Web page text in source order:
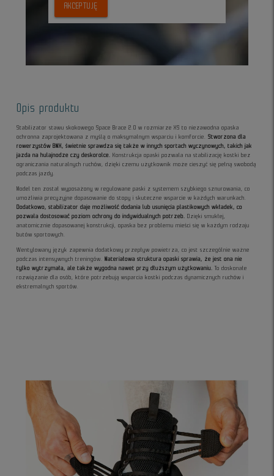
AKCEPTUJĘ
Opis produktu
Stabilizator stawu skokowego Space Brace 2.0 w rozmiarze XS to niezawodna opaska
ochronna zaprojektowana z myślą o maksymalnym wsparciu i komforcie.Stworzona dla
rowerzystów BMX, świetnie sprawdza się także w innych sportach wyczynowych, takich jak
jazda na hulajnodze czy deskorolce. Konstrukcja opaski pozwala na stabilizację kostki bez
ograniczania naturalnych ruchów, dzięki czemu użytkownik może cieszyć się pełną swobodą
podczas jazdy.
Model ten został wyposażony w regulowane paski z systemem szybkiego sznurowania, co
umożliwia precyzyjne dopasowanie do stopy i skuteczne wsparcie w każdych warunkach.
Dodatkowo, stabilizator daje możliwość dodania lub usunięcia plastikowych wkładek, co
pozwala dostosować poziom ochrony do indywidualnych potrzeb. Dzięki smukłej,
anatomicznie dopasowanej konstrukcji, opaska bez problemu mieści się w każdym rodzaju
butów sportowych.
Wentylowany język zapewnia dodatkowy przepływ powietrza, co jest szczególnie ważne
podczas intensywnych treningów. Materiałowa struktura opaski sprawia, że jest ona nie
tylko wytrzymała, ale także wygodna nawet przy dłuższym użytkowaniu. To doskonałe
rozwiązanie dla osób, które potrzebują wsparcia kostki podczas dynamicznych ruchów i
ekstremalnych sportów.